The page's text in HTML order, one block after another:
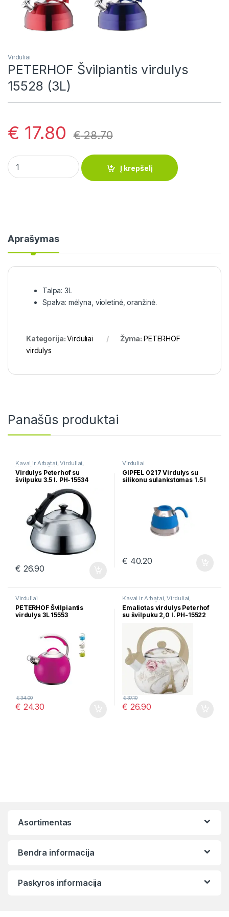
Virduliai
PETERHOF Švilpiantis virdulys
15528 (3L)
€ 17.80 €28.70
PETERHOF Švilpiantis virdulys 15528 (3L) quantity
Į krepšelį
Aprašymas
Talpa: 3L
Spalva: mėlyna, violetinė, oranžinė.
Kategorija:Virduliai Žyma: PETERHOF
virdulys
Panašūs produktai
Kavai ir Arbatai,Virduliai,
Virduliai su švilpuku
Virdulys Peterhof su
švilpuku 3.5 l. PH-15534
€ 26.90
Virduliai
GIPFEL 0217 Virdulys su
silikonu sulankstomas 1.5 l
€ 40.20
Virduliai
PETERHOF Švilpiantis
virdulys 3L 15553
€ 24.30
€34.00
Kavai ir Arbatai,Virduliai,
Virduliai su švilpuku
Emaliotas virdulys Peterhof
su švilpuku 2,0 l. PH-15522
€ 26.90
€37.10
Asortimentas
Bendra informacija
Paskyros informacija